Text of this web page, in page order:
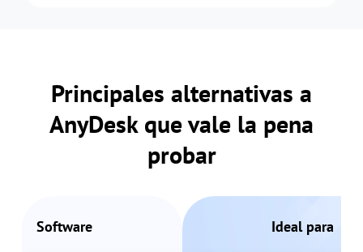
Principales alternativas a
AnyDesk que vale la pena
probar
Software Ideal para